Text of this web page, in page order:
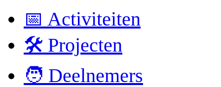
📅 Activiteiten
🛠 Projecten
🧑 Deelnemers